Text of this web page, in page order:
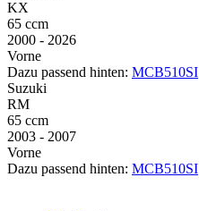
KX
65 ccm
2000 - 2026
Vorne
Dazu passend hinten: MCB510SI
Suzuki
RM
65 ccm
2003 - 2007
Vorne
Dazu passend hinten: MCB510SI